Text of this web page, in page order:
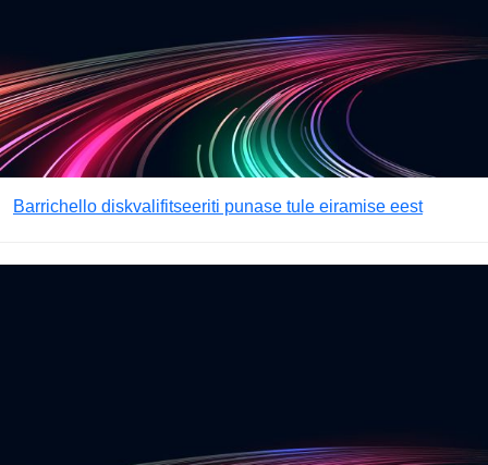
Barrichello diskvalifitseeriti punase tule eiramise eest